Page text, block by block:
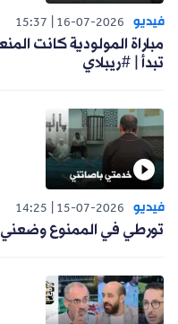
فيديو 16-07-2026
15:37
مباراة المولودية كانت
تبدأ | #ريبلاي
فيديو 15-07-2026
14:25
تورطي في الممنوع وضعني